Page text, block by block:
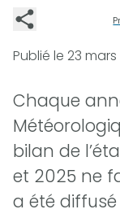
Publié le 23 mars
Chaque
bilan de
et 2025 ne
a été